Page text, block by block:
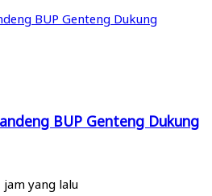
BUP Genteng Dukung
yang lalu